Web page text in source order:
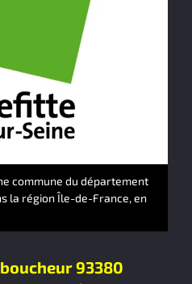
93380
commune du département
la région Île-de-France, en